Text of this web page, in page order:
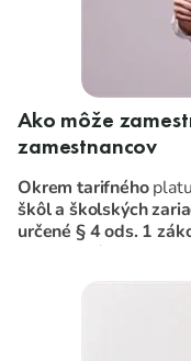
Ako môže zamestnávateľ
zamestnancov
Okrem tarifného
škôl a školských
určené § 4 ods. 1
riadiaci príplatok,